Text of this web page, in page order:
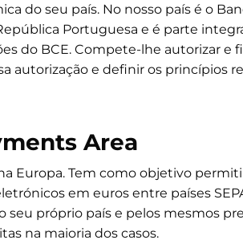
do seu país. No nosso país é o
Portuguesa e é parte
do BCE. Compete-lhe autorizar e
autorização e definir os princípios
Area
Europa. Tem como objetivo
em euros entre países
próprio país e pelos mesmos
na maioria dos casos.